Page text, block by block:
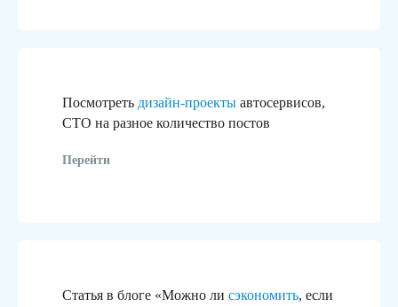
Посмотреть дизайн-проекты автосервисов,
СТО на разное количество постов
Перейти
Статья в блоге «Можно ли сэкономить, если